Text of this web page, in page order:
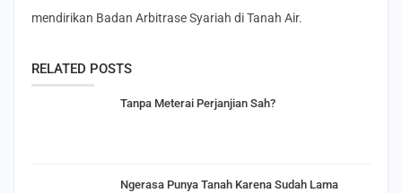
mendirikan Badan Arbitrase Syariah di Tanah Air.
RELATED POSTS
Tanpa Meterai Perjanjian Sah?
Ngerasa Punya Tanah Karena Sudah Lama